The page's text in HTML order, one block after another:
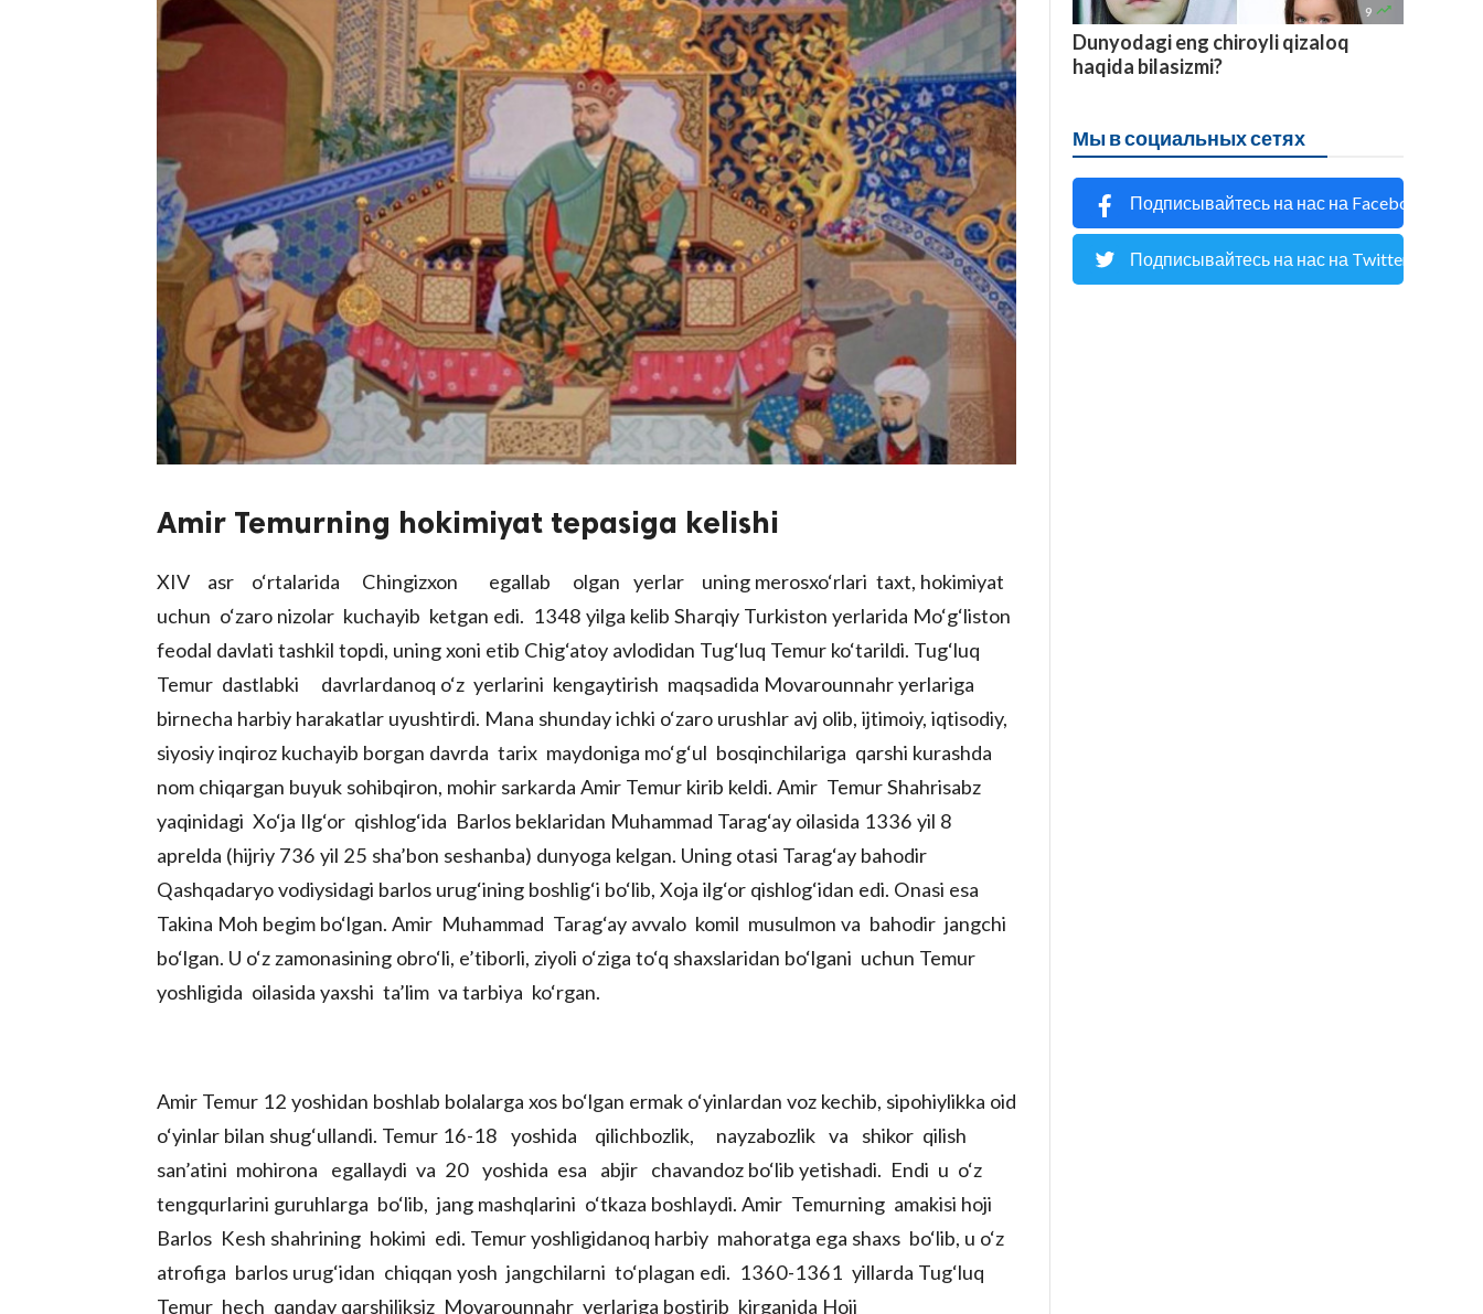
Amir Temurning hokimiyat tepasiga kelishi
XIV asr o‘rtalarida Chingizxon egallab olgan yerlar uning merosxo‘rlari taxt, hokimiyat
uchun o‘zaro nizolar kuchayib ketgan edi. 1348 yilga kelib Sharqiy Turkiston yerlarida Mo‘g‘liston
feodal davlati tashkil topdi, uning xoni etib Chig‘atoy avlodidan Tug‘luq Temur ko‘tarildi. Tug‘luq
Temur dastlabki davrlardanoq o‘z yerlarini kengaytirish maqsadida Movarounnahr yerlariga
birnecha harbiy harakatlar uyushtirdi. Mana shunday ichki o‘zaro urushlar avj olib, ijtimoiy, iqtisodiy,
siyosiy inqiroz kuchayib borgan davrda tarix maydoniga mo‘g‘ul bosqinchilariga qarshi kurashda
nom chiqargan buyuk sohibqiron, mohir sarkarda Amir Temur kirib keldi. Amir Temur Shahrisabz
yaqinidagi Xo‘ja Ilg‘or qishlog‘ida Barlos beklaridan Muhammad Tarag‘ay oilasida 1336 yil 8
aprelda (hijriy 736 yil 25 sha’bon seshanba) dunyoga kelgan. Uning otasi Tarag‘ay bahodir
Qashqadaryo vodiysidagi barlos urug‘ining boshlig‘i bo‘lib, Xoja ilg‘or qishlog‘idan edi. Onasi esa
Takina Moh begim bo‘lgan. Amir Muhammad Tarag‘ay avvalo komil musulmon va bahodir jangchi
bo‘lgan. U o‘z zamonasining obro‘li, e’tiborli, ziyoli o‘ziga to‘q shaxslaridan bo‘lgani uchun Temur
yoshligida oilasida yaxshi ta’lim va tarbiya ko‘rgan.
Amir Temur 12 yoshidan boshlab bolalarga xos bo‘lgan ermak o‘yinlardan voz kechib, sipohiylikka oid
o‘yinlar bilan shug‘ullandi. Temur 16-18 yoshida qilichbozlik, nayzabozlik va shikor qilish
san’atini mohirona egallaydi va 20 yoshida esa abjir chavandoz bo‘lib yetishadi. Endi u o‘z
tengqurlarini guruhlarga bo‘lib, jang mashqlarini o‘tkaza boshlaydi. Amir Temurning amakisi hoji
Barlos Kesh shahrining hokimi edi. Temur yoshligidanoq harbiy mahoratga ega shaxs bo‘lib, u o‘z
atrofiga barlos urug‘idan chiqqan yosh jangchilarni to‘plagan edi. 1360-1361 yillarda Tug‘luq
Temur hech qanday qarshiliksiz Movarounnahr yerlariga bostirib kirganida Hoji
9 
Dunyodagi eng chiroyli qizaloq
haqida bilasizmi?
Мы в социальных сетях
Подписывайтесь на нас на Facebook
Подписывайтесь на нас на Twitter